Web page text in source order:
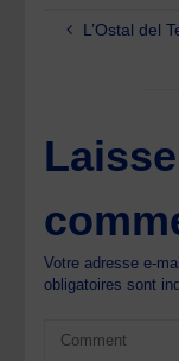
L’Ostal del
Votre adresse e-
obligatoires sont